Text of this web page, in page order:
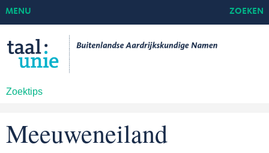
Zoektips
MENU ZOEKEN
Meeuweneiland